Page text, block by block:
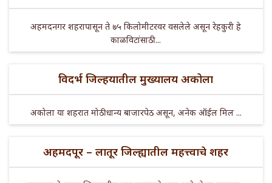
अहमदनगर शहरापासून ते ७५ किलोमीटरवर वसलेले असून रेहकुरी हे
काळविटांसाठी ...
विदर्भ जिल्हयातील मुख्यालय अकोला
अकोला या शहरात मोठी धान्य बाजारपेठ असून, अनेक ऑईल मिल ...
अहमदपूर – लातूर जिल्ह्यातील महत्त्वाचे शहर